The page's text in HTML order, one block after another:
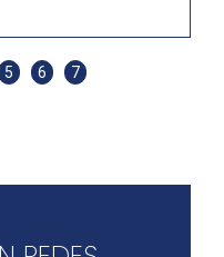
5 6 7